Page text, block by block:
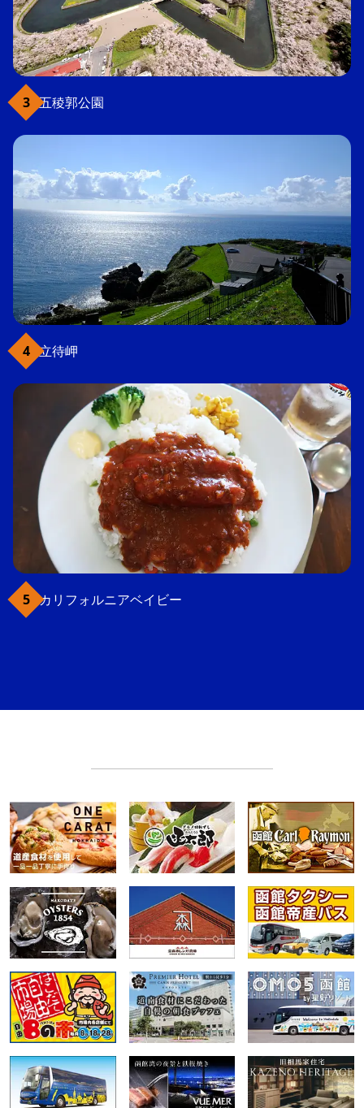
五稜郭公園
立待岬
カリフォルニアベイビー